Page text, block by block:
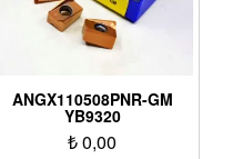
ANGX110508PNR-GM
YB9320
₺0,00